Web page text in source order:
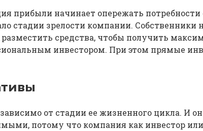
прибыли начинает опережать
стадии зрелости компании.
средства, чтобы получить
инвестором. При этом прямые
от стадии ее жизненного цикла. И
потому что компания как инвестор